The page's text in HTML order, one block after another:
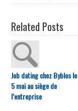
Related Posts
Job dating chez Byblos le
5 mai au siège de
l’entreprise